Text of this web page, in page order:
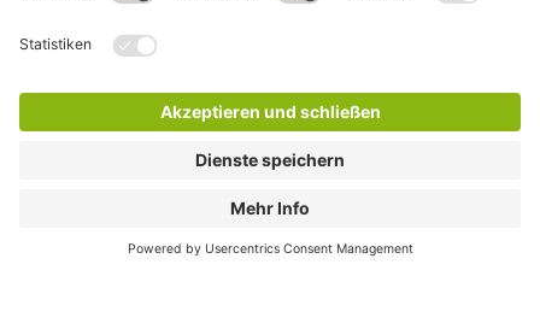
Cookie Informationen